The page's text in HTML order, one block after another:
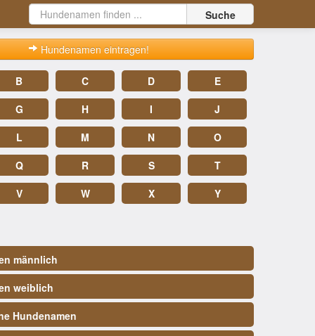
Suche
Hundenamen eintragen!
B C D
E
G H I
J
L M N
O
Q R S
T
V W X
Y
männlich
weiblich
Hundenamen